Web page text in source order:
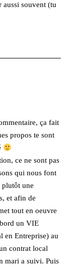
aussi souvent (tu
ça fait
propos te sont
ce ne sont pas
qui nous font
plutôt une
et afin de
tout en oeuvre
un VIE
en Entreprise) au
contrat local
mari a suivi. Puis